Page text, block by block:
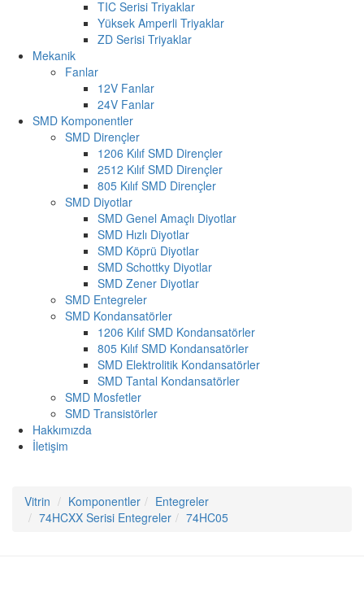
TIC Serisi Triyaklar
Yüksek Amperli Triyaklar
ZD Serisi Triyaklar
Mekanik
Fanlar
12V Fanlar
24V Fanlar
SMD Komponentler
SMD Dirençler
1206 Kılıf SMD Dirençler
2512 Kılıf SMD Dirençler
805 Kılıf SMD Dirençler
SMD Diyotlar
SMD Genel Amaçlı Diyotlar
SMD Hızlı Diyotlar
SMD Köprü Diyotlar
SMD Schottky Diyotlar
SMD Zener Diyotlar
SMD Entegreler
SMD Kondansatörler
1206 Kılıf SMD Kondansatörler
805 Kılıf SMD Kondansatörler
SMD Elektrolitik Kondansatörler
SMD Tantal Kondansatörler
SMD Mosfetler
SMD Transistörler
Hakkımızda
İletişim
Vitrin Komponentler
Entegreler
74HCXX Serisi Entegreler
74HC05